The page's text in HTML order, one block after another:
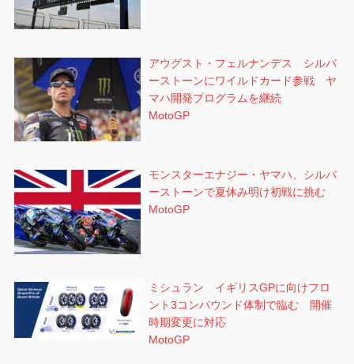
アウグスト・フェルナンデス シルバ
ーストーンにワイルドカード参戦 ヤ
マハ開発プログラムを継続
MotoGP
モンスターエナジー・ヤマハ、シルバ
ーストーンで夏休み明け初戦に挑む
MotoGP
ミシュラン イギリスGPに向けフロ
ント3コンパウンド体制で臨む 開催
時期変更に対応
MotoGP